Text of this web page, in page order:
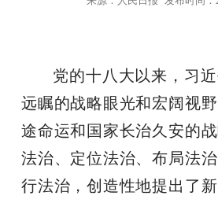
党的十八大以来，习
远瞩的战略眼光和宏阔视
途命运和国家长治久安的
法治、定位法治、布局法
行法治，创造性地提出了